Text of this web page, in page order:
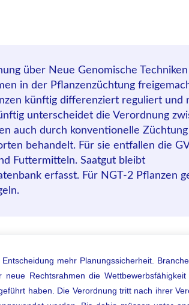
über Neue Genomische Techniken
in der Pflanzenzüchtung
künftig differenziert reguliert und
unterscheidet die Verordnung
auch durch konventionelle
behandelt. Für sie entfallen die
Futtermitteln. Saatgut bleibt
erfasst. Für NGT-2 Pflanzen
mehr Planungssicherheit.
Rechtsrahmen die
haben. Die Verordnung tritt nach ihrer